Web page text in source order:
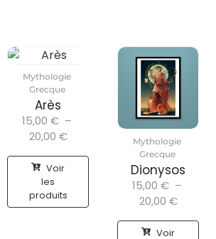
Mythologie
Grecque
Arès
15,00 € –
20,00 €
Voir
les
produits
Mythologie
Grecque
Dionysos
15,00 € –
20,00 €
Voir